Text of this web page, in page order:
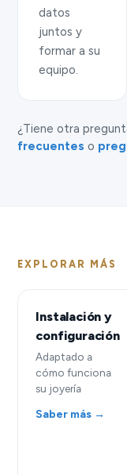
datos
juntos y
formar a su
equipo.
¿Tiene otra
frecuentes o
EXPLORAR MÁS
Instalación y
configuración
Adaptado a
cómo funciona
su joyería
Saber más →